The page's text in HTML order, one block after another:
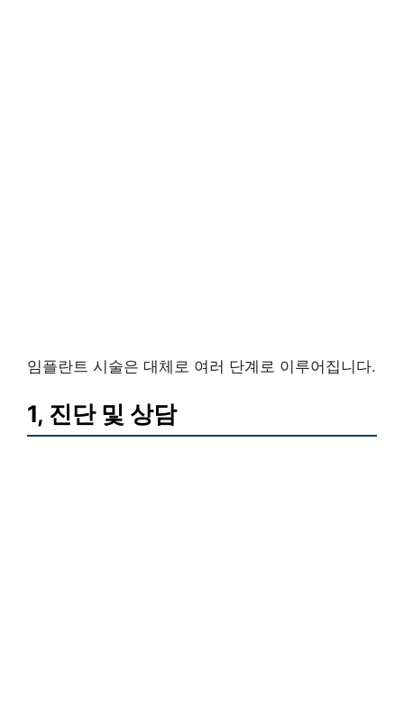
임플란트 시술은 대체로 여러 단계로 이루어집니다.
1, 진단 및 상담